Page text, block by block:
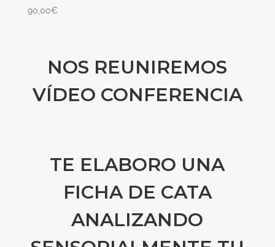
90,00€
NOS REUNIREMOS
VÍDEO CONFERENCIA
TE ELABORO UNA
FICHA DE CATA
ANALIZANDO